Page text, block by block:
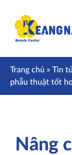
Trang chủ » Tin
phẫu thuật tốt
Nâng